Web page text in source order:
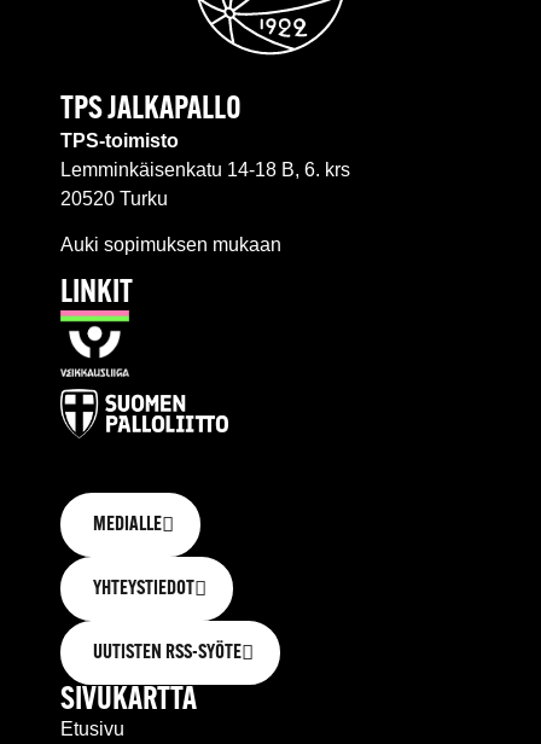
TPS JALKAPALLO
TPS-toimisto
Lemminkäisenkatu 14-18 B, 6. krs
20520 Turku
Auki sopimuksen mukaan
LINKIT
MEDIALLE
YHTEYSTIEDOT
UUTISTEN RSS-SYÖTE
SIVUKARTTA
Etusivu